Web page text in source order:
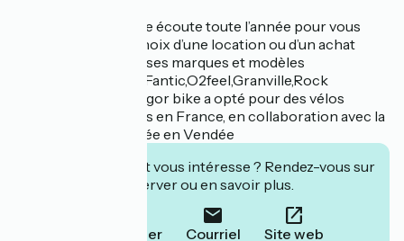
Nous restons à votre écoute toute l’année pour vous
conseiller dans le choix d’une location ou d’un achat
parmi nos nombreuses marques et modèles
(Cube,Marin,Gorille,Fantic,O2feel,Granville,Rock
machine,BH). Hossegor bike a opté pour des vélos
conçus et assemblés en France, en collaboration avec la
marque Arcade, basée en Vendée
Cet établissement vous intéresse ? Rendez-vous sur
leur site pour réserver ou en savoir plus.
Téléphoner Courriel Site web